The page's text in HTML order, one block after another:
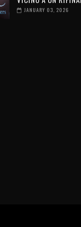
JANUARY 03, 2026